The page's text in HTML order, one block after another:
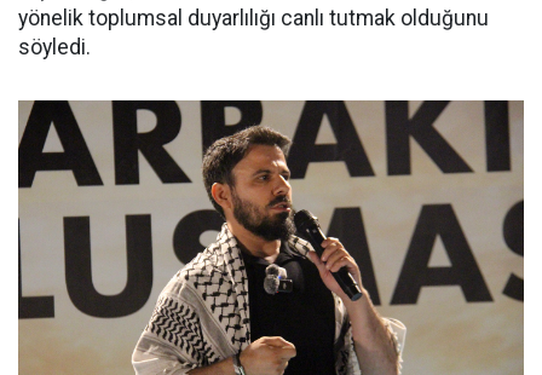
yönelik toplumsal duyarlılığı canlı tutmak olduğunu
söyledi.